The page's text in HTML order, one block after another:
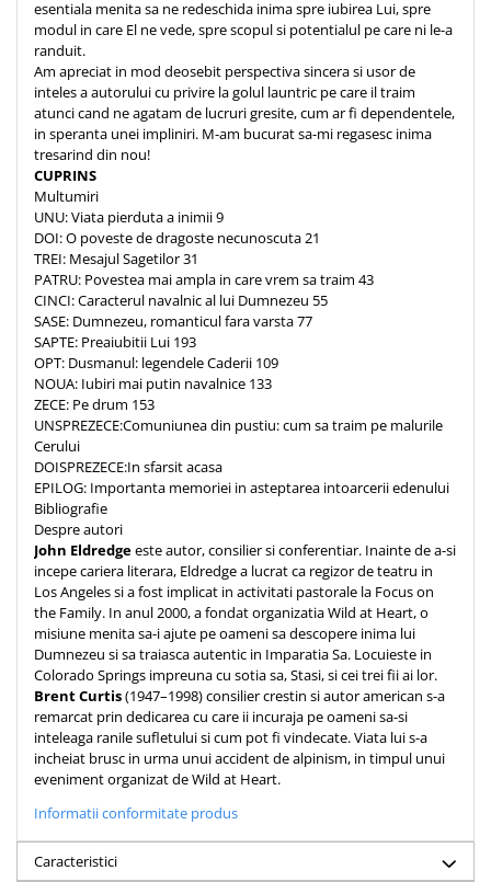
esentiala menita sa ne redeschida inima spre iubirea Lui, spre
modul in care El ne vede, spre scopul si potentialul pe care ni le-a
randuit.
Am apreciat in mod deosebit perspectiva sincera si usor de
inteles a autorului cu privire la golul launtric pe care il traim
atunci cand ne agatam de lucruri gresite, cum ar fi dependentele,
in speranta unei impliniri. M-am bucurat sa-mi regasesc inima
tresarind din nou!
CUPRINS
Multumiri
UNU: Viata pierduta a inimii 9
DOI: O poveste de dragoste necunoscuta 21
TREI: Mesajul Sagetilor 31
PATRU: Povestea mai ampla in care vrem sa traim 43
CINCI: Caracterul navalnic al lui Dumnezeu 55
SASE: Dumnezeu, romanticul fara varsta 77
SAPTE: Preaiubitii Lui 193
OPT: Dusmanul: legendele Caderii 109
NOUA: Iubiri mai putin navalnice 133
ZECE: Pe drum 153
UNSPREZECE:Comuniunea din pustiu: cum sa traim pe malurile
Cerului
DOISPREZECE:In sfarsit acasa
EPILOG: Importanta memoriei in asteptarea intoarcerii edenului
Bibliografie
Despre autori
John Eldredgeeste autor, consilier si conferentiar. Inainte de a-si
incepe cariera literara, Eldredge a lucrat ca regizor de teatru in
Los Angeles si a fost implicat in activitati pastorale la Focus on
the Family. In anul 2000, a fondat organizatia Wild at Heart, o
misiune menita sa-i ajute pe oameni sa descopere inima lui
Dumnezeu si sa traiasca autentic in Imparatia Sa. Locuieste in
Colorado Springs impreuna cu sotia sa, Stasi, si cei trei fii ai lor.
Brent Curtis(1947–1998) consilier crestin si autor american s-a
remarcat prin dedicarea cu care ii incuraja pe oameni sa-si
inteleaga ranile sufletului si cum pot fi vindecate. Viata lui s-a
incheiat brusc in urma unui accident de alpinism, in timpul unui
eveniment organizat de Wild at Heart.
Informatii conformitate produs
Caracteristici